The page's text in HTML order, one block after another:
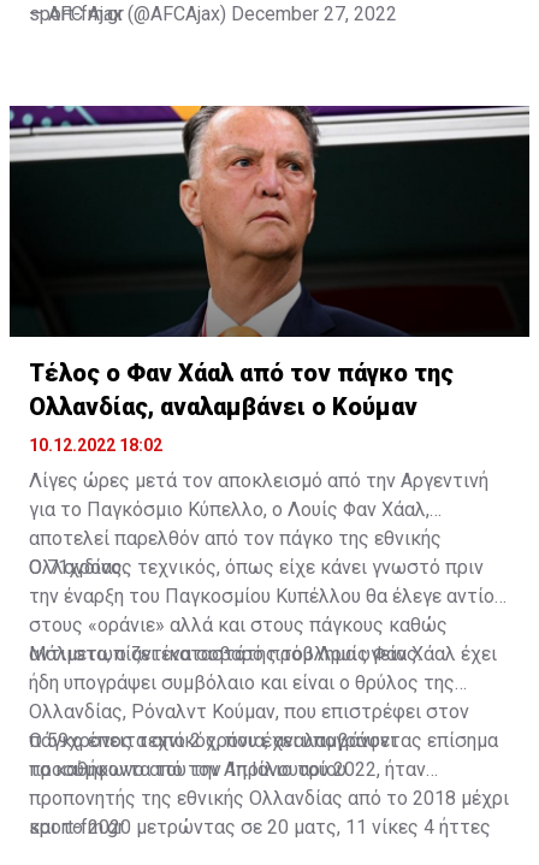
— AFC Ajax (@AFCAjax) December 27, 2022
sport-fm.gr
Τέλος ο Φαν Χάαλ από τον πάγκο της
Ολλανδίας, αναλαμβάνει ο Κούμαν
10.12.2022 18:02
Λίγες ώρες μετά τον αποκλεισμό από την Αργεντινή
για το Παγκόσμιο Κύπελλο, ο Λουίς Φαν Χάαλ,
αποτελεί παρελθόν από τον πάγκο της εθνικής
Ολλανδίας.
Ο 71χρονος τεχνικός, όπως είχε κάνει γνωστό πριν
την έναρξη του Παγκοσμίου Κυπέλλου θα έλεγε αντίο
στους «οράνιε» αλλά και στους πάγκους καθώς
αντιμετωπίζει ένα σοβαρό πρόβλημα υγείας.
Μάλιστα, ο αντικαταστάτης του Λουίς Φαν Χάαλ έχει
ήδη υπογράψει συμβόλαιο και είναι ο θρύλος της
Ολλανδίας, Ρόναλντ Κούμαν, που επιστρέφει στον
πάγκο έπειτα από 2 χρόνια, αναλαμβάνοντας επίσημα
τα καθήκοντα του την 1η Ιανουαρίου.
Ο 59χρονος τεχνικός, που έχει υπογράψει
προσύμφωνο από τον Απρίλιο του 2022, ήταν
προπονητής της εθνικής Ολλανδίας από το 2018 μέχρι
και το 2020 μετρώντας σε 20 ματς, 11 νίκες 4 ήττες
sport-fm.gr